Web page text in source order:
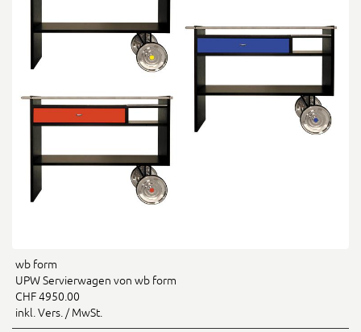
wb form
UPW Servierwagen von wb form
CHF 4950.00
inkl. Vers. / MwSt.